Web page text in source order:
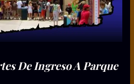
De Ingreso A Parque